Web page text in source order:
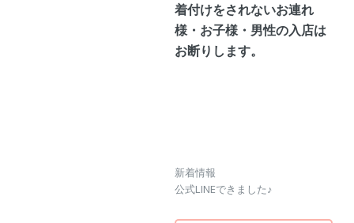
着付けをされないお連れ
様・お子様・男性の入店は
お断りします。
新着情報
公式LINEできました♪